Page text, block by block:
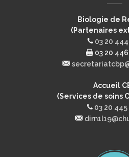
Biologie de
(Partenaires
03 20
03 20
Accueil
(Services de soins
03 20 445